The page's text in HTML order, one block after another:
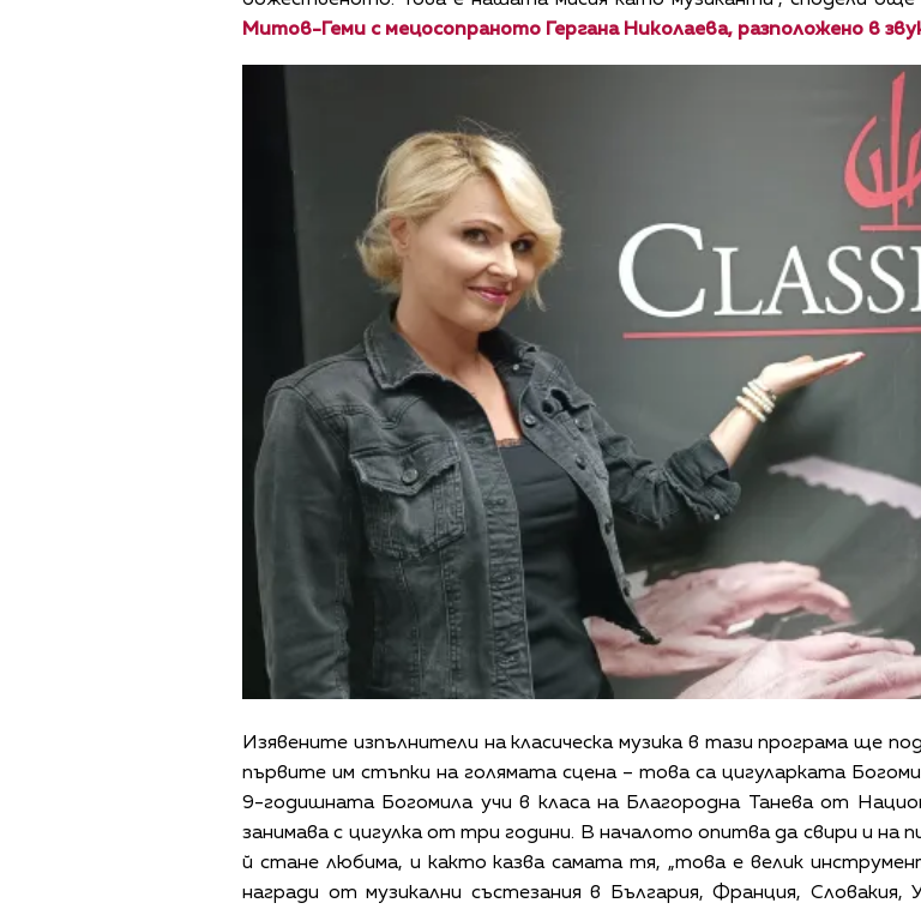
Митов-Геми с мецосопраното Гергана Николаева, разположено в
Изявените изпълнители на класическа музика в тази програма ще
първите им стъпки на голямата сцена – това са цигуларката
9-годишната Богомила учи в класа на Благородна Танева от
занимава с цигулка от три години. В началото опитва да свири и на
й стане любима, и както казва самата тя, „това е велик
награди от музикални състезания в България, Франция, Словакия,